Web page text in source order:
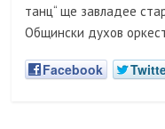
танц“ ще завладее
Общински духов
Facebook